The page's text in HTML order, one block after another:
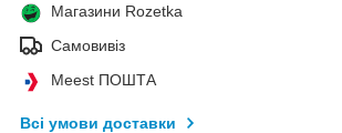
Магазини Rozetka
Самовивіз
Meest ПОШТА
Всі умови доставки